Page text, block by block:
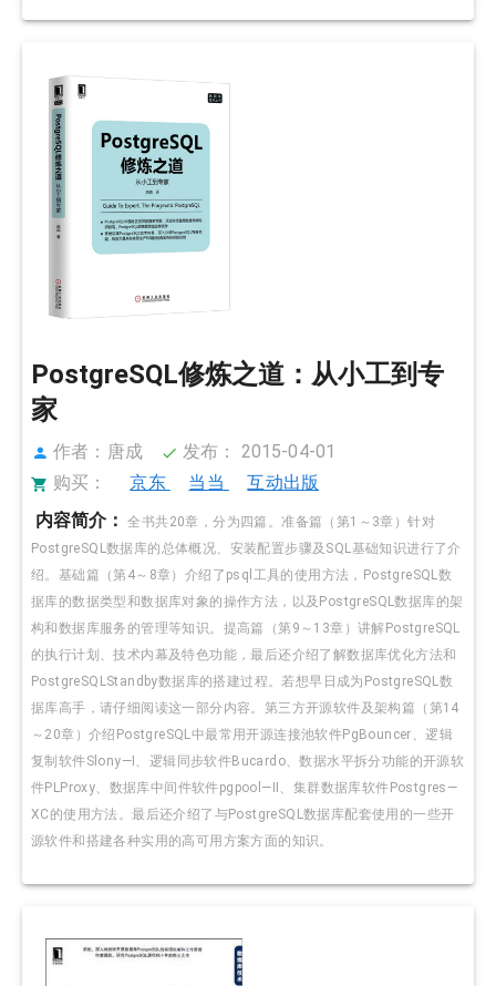
PostgreSQL修炼之道：从小工到专
家
作者：唐成
发布： 2015-04-01
购买：京东 当当
互动出版
内容简介：
全书共20章，分为四篇。准备篇（第1～3章）针对
PostgreSQL数据库的总体概况、安装配置步骤及SQL基础知识进行了介
绍。基础篇（第4～8章）介绍了psql工具的使用方法，PostgreSQL数
据库的数据类型和数据库对象的操作方法，以及PostgreSQL数据库的架
构和数据库服务的管理等知识。提高篇（第9～13章）讲解PostgreSQL
的执行计划、技术内幕及特色功能，最后还介绍了解数据库优化方法和
PostgreSQLStandby数据库的搭建过程。若想早日成为PostgreSQL数
据库高手，请仔细阅读这一部分内容。第三方开源软件及架构篇（第14
～20章）介绍PostgreSQL中最常用开源连接池软件PgBouncer、逻辑
复制软件Slony—I、逻辑同步软件Bucardo、数据水平拆分功能的开源软
件PLProxy、数据库中间件软件pgpool—II、集群数据库软件Postgres—
XC的使用方法。最后还介绍了与PostgreSQL数据库配套使用的一些开
源软件和搭建各种实用的高可用方案方面的知识。